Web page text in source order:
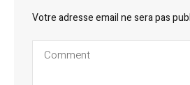
Votre adresse email ne sera pas